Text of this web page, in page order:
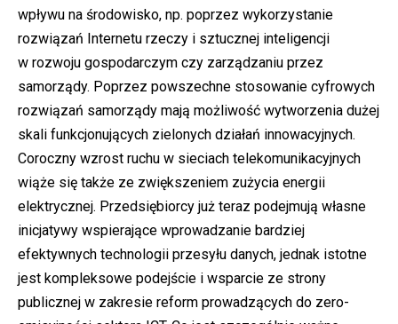
wpływu na środowisko, np. poprzez wykorzystanie
rozwiązań Internetu rzeczy i sztucznej inteligencji
w rozwoju gospodarczym czy zarządzaniu przez
samorządy. Poprzez powszechne stosowanie cyfrowych
rozwiązań samorządy mają możliwość wytworzenia dużej
skali funkcjonujących zielonych działań innowacyjnych.
Coroczny wzrost ruchu w sieciach telekomunikacyjnych
wiąże się także ze zwiększeniem zużycia energii
elektrycznej. Przedsiębiorcy już teraz podejmują własne
inicjatywy wspierające wprowadzanie bardziej
efektywnych technologii przesyłu danych, jednak istotne
jest kompleksowe podejście i wsparcie ze strony
publicznej w zakresie reform prowadzących do zero-